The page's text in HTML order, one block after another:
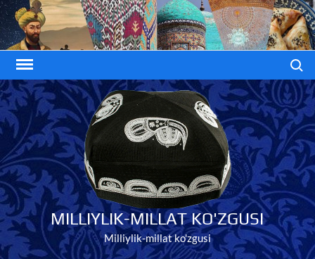
Skip
to
content
MILLIYLIK-MILLAT KO'ZGUSI
Milliylik-millat ko'zgusi